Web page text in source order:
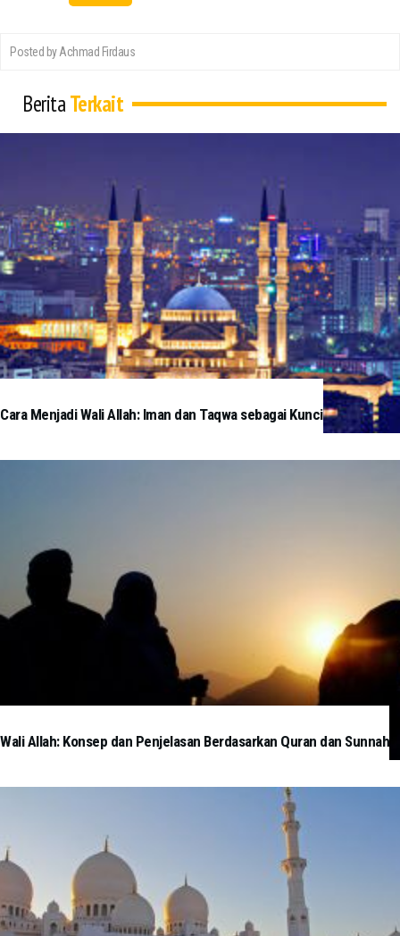
Posted by Achmad Firdaus
BeritaTerkait
Cara Menjadi Wali Allah: Iman dan Taqwa sebagai Kunci
Wali Allah: Konsep dan Penjelasan Berdasarkan Quran dan Sunnah